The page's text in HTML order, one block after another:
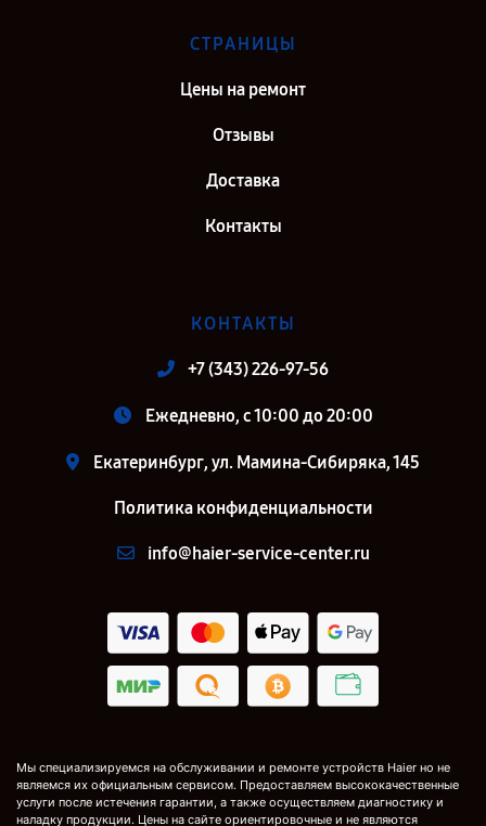
СТРАНИЦЫ
Цены на ремонт
Отзывы
Доставка
Контакты
КОНТАКТЫ
+7 (343) 226-97-56
Ежедневно, с 10:00 до 20:00
Екатеринбург, ул. Мамина-Сибиряка, 145
Политика конфиденциальности
info@haier-service-center.ru
Мы специализируемся на обслуживании и ремонте устройств Haier но не
являемся их официальным сервисом. Предоставляем высококачественные
услуги после истечения гарантии, а также осуществляем диагностику и
наладку продукции. Цены на сайте ориентировочные и не являются